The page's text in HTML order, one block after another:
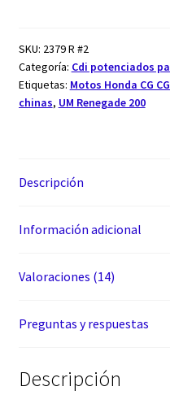
SKU: 2379 R #2
Categoría: Cdi potenciados
Etiquetas: Motos Honda CG
chinas, UM Renegade 200
Descripción
Información adicional
Valoraciones (14)
Preguntas y respuestas
Descripción